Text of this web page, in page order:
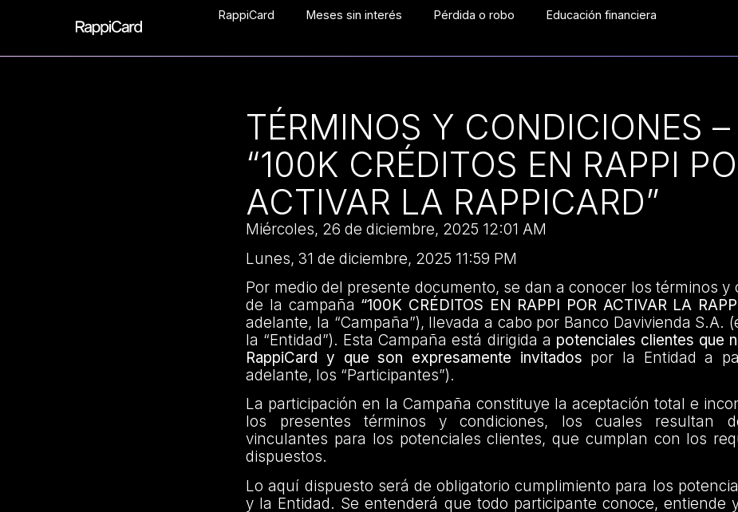
RappiCard Meses sin interés Pérdida o robo Educación financiera
TÉRMINOS Y CONDICIONES –
“100K CRÉDITOS EN RAPPI
ACTIVAR LA RAPPICARD”
Miércoles, 26 de diciembre, 2025 12:01 AM
Lunes, 31 de diciembre, 2025 11:59 PM
Por medio del presente documento, se dan a conocer los términos y
de la campaña “100K CRÉDITOS EN RAPPI POR ACTIVAR LA
adelante, la “Campaña”), llevada a cabo por Banco Davivienda S.A.
la “Entidad”). Esta Campaña está dirigida a potenciales clientes que
RappiCard y que son expresamente invitados por la Entidad a
adelante, los “Participantes”).
La participación en la Campaña constituye la aceptación total e
los presentes términos y condiciones, los cuales resultan
vinculantes para los potenciales clientes, que cumplan con los
dispuestos.
Lo aquí dispuesto será de obligatorio cumplimiento para los
y la Entidad. Se entenderá que todo participante conoce, entiende